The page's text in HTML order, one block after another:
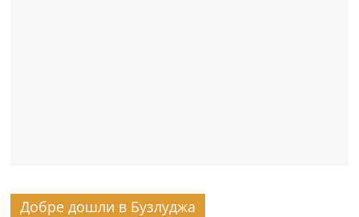
Добре дошли в Бузлуджа